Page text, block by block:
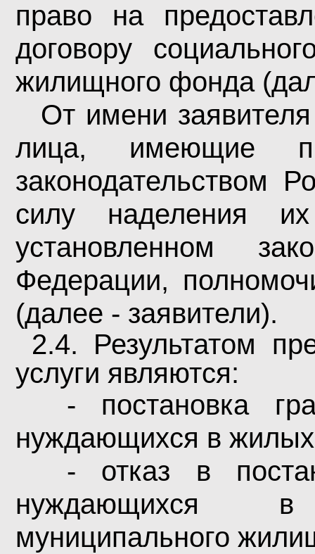
право на
договору
жилищного фонда
От имени
лица, имеющие
законодательством
силу наделения
установленном
Федерации,
(далее - заявители).
2.4. Результатом
услуги являются:
- постановка
нуждающихся в
- отказ в
нуждающихся
муниципального